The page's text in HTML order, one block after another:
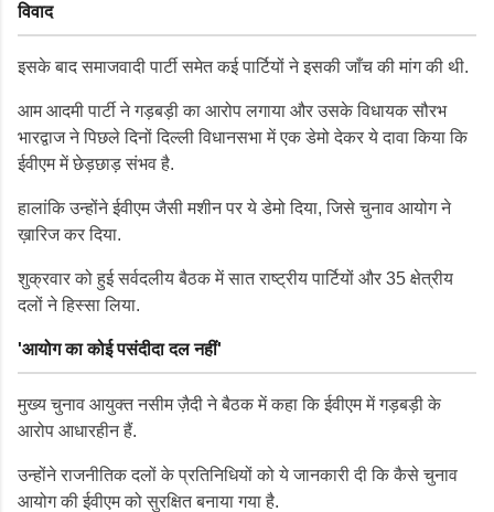
विवाद
इसके बाद समाजवादी पार्टी समेत कई पार्टियों ने इसकी जाँच की मांग की थी.
आम आदमी पार्टी ने गड़बड़ी का आरोप लगाया और उसके विधायक सौरभ
भारद्वाज ने पिछले दिनों दिल्ली विधानसभा में एक डेमो देकर ये दावा किया कि
ईवीएम में छेड़छाड़ संभव है.
हालांकि उन्होंने ईवीएम जैसी मशीन पर ये डेमो दिया, जिसे चुनाव आयोग ने
ख़ारिज कर दिया.
शुक्रवार को हुई सर्वदलीय बैठक में सात राष्ट्रीय पार्टियों और 35 क्षेत्रीय
दलों ने हिस्सा लिया.
'आयोग का कोई पसंदीदा दल नहीं'
मुख्य चुनाव आयुक्त नसीम ज़ैदी ने बैठक में कहा कि ईवीएम में गड़बड़ी के
आरोप आधारहीन हैं.
उन्होंने राजनीतिक दलों के प्रतिनिधियों को ये जानकारी दी कि कैसे चुनाव
आयोग की ईवीएम को सुरक्षित बनाया गया है.